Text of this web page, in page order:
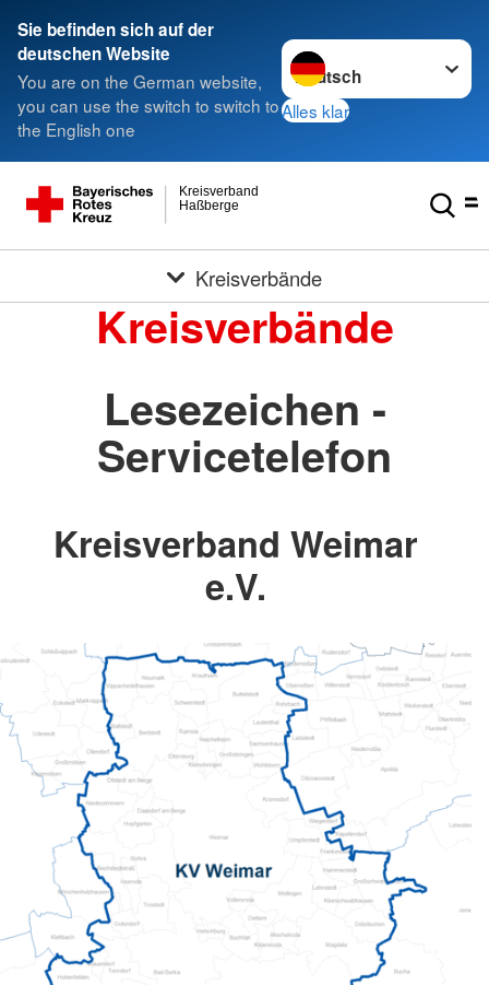
Sie befinden sich auf der
deutschen Website
You are on the German website,
you can use the switch to switch to
the English one
Sprache wechseln zu
Alles klar
Haßberge
Kreisverband
Kreisverbände
Kreisverbände
Lesezeichen -
Servicetelefon
Kreisverband Weimar
e.V.